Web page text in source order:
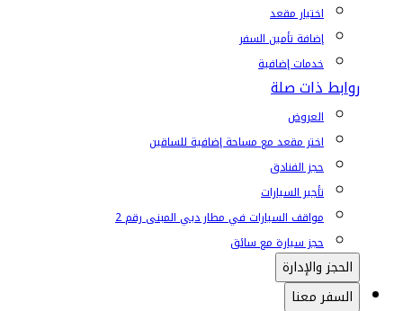
اختيار مقعد
إضافة تأمين السفر
خدمات إضافية
روابط ذات صلة
العروض
اختر مقعد مع مساحة إضافية للساقين
حجز الفنادق
تأجير السيارات
مواقف السيارات في مطار دبي المبنى رقم 2
حجز سيارة مع سائق
الحجز والإدارة
السفر معنا